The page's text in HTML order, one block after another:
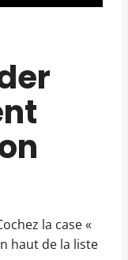
la case «
haut de la liste